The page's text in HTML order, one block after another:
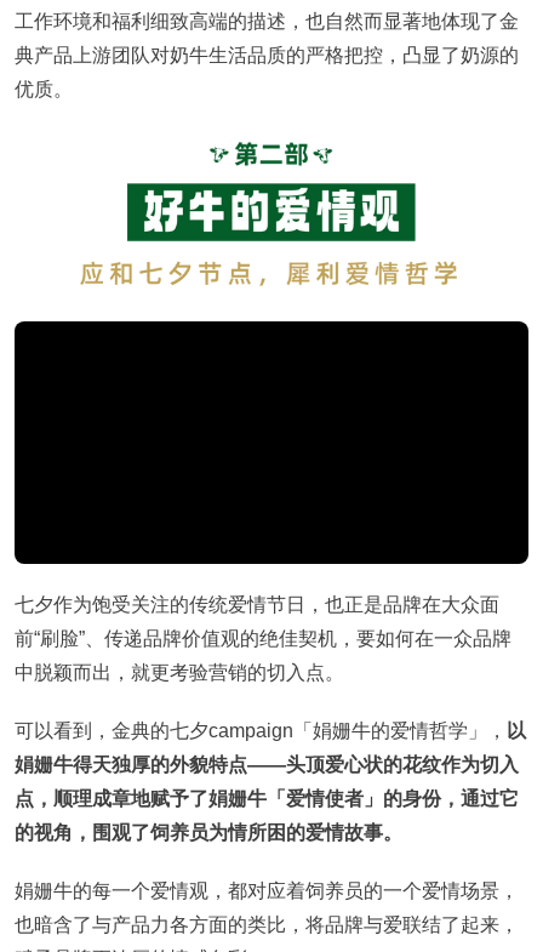
工作环境和福利细致高端的描述，也自然而显著地体现了金
典产品上游团队对奶牛生活品质的严格把控，凸显了奶源的
优质。
七夕作为饱受关注的传统爱情节日，也正是品牌在大众面
前“刷脸”、传递品牌价值观的绝佳契机，要如何在一众品牌
中脱颖而出，就更考验营销的切入点。
可以看到，金典的七夕campaign「娟姗牛的爱情哲学」， 以
娟姗牛得天独厚的外貌特点——头顶爱心状的花纹作为切入
点，顺理成章地赋予了娟姗牛「爱情使者」的身份，通过它
的视角，围观了饲养员为情所困的爱情故事。
娟姗牛的每一个爱情观，都对应着饲养员的一个爱情场景，
也暗含了与产品力各方面的类比，将品牌与爱联结了起来，